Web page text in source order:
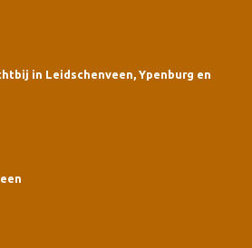
in Leidschenveen, Ypenburg en